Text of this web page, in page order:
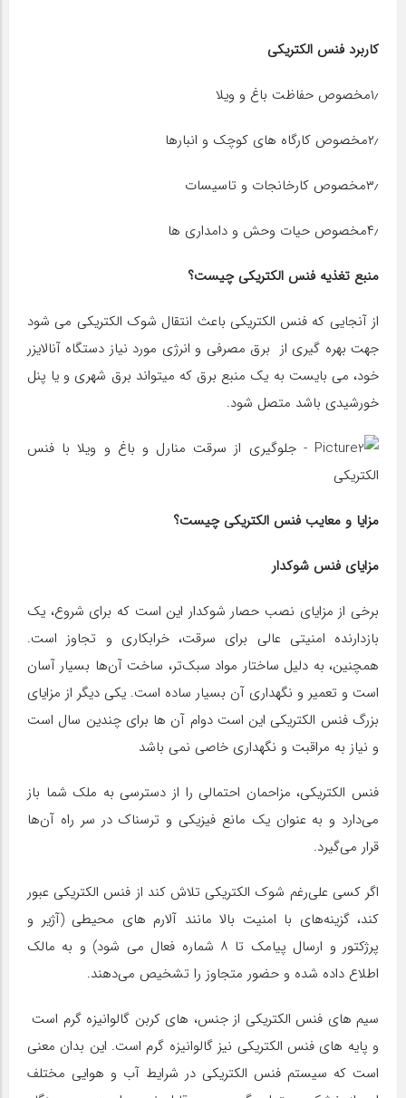
کاربرد فنس الکتریکی
۱٫مخصوص حفاظت باغ و ویلا
۲٫مخصوص کارگاه های کوچک و انبارها
۳٫مخصوص کارخانجات و تاسیسات
۴٫مخصوص حیات وحش و دامداری ها
منبع تغذیه فنس الکتریکی چیست؟
از آنجایی که فنس الکتریکی باعث انتقال شوک الکتریکی می شود
جهت بهره گیری از برق مصرفی و انرژی مورد نیاز دستگاه آنالایزر
خود، می بایست به یک منبع برق که میتواند برق شهری و یا پنل
خورشیدی باشد متصل شود.
مزایا و معایب فنس الکتریکی چیست؟
مزایای فنس شوکدار
برخی از مزایای نصب حصار شوکدار این است که برای شروع، یک
بازدارنده امنیتی عالی برای سرقت، خرابکاری و تجاوز است.
همچنین، به دلیل ساختار مواد سبک‌تر، ساخت آن‌ها بسیار آسان
است و تعمیر و نگهداری آن بسیار ساده است. یکی دیگر از مزایای
بزرگ فنس الکتریکی این است دوام آن ها برای چندین سال است
و نیاز به مراقبت و نگهداری خاصی نمی باشد
فنس الکتریکی، مزاحمان احتمالی را از دسترسی به ملک شما باز
می‌دارد و به عنوان یک مانع فیزیکی و ترسناک در سر راه آن‌ها
قرار می‌گیرد.
اگر کسی علی‌رغم شوک الکتریکی تلاش کند از فنس الکتریکی عبور
کند، گزینه‌های با امنیت بالا مانند آلارم های محیطی (آژیر و
پرژکتور و ارسال پیامک تا ۸ شماره فعال می شود) و به مالک
اطلاع داده شده و حضور متجاوز را تشخیص می‌دهند.
سیم های فنس الکتریکی از جنس، های کربن گالوانیزه گرم است
و پایه های فنس الکتریکی نیز گالوانیزه گرم است. این بدان معنی
است که سیستم فنس الکتریکی در شرایط آب و هوایی مختلف